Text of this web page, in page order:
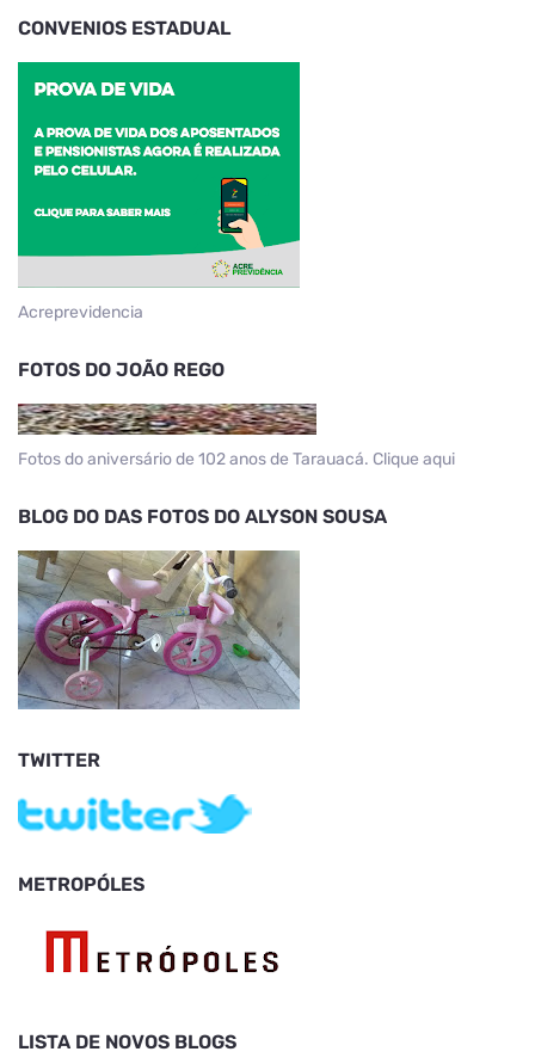
CONVENIOS ESTADUAL
Acreprevidencia
FOTOS DO JOÃO REGO
Fotos do aniversário de 102 anos de Tarauacá. Clique aqui
BLOG DO DAS FOTOS DO ALYSON SOUSA
TWITTER
METROPÓLES
LISTA DE NOVOS BLOGS